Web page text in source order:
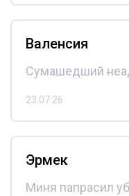
Валенсия
Сумашедший
23.07.26
Эрмек
Миня папрасил